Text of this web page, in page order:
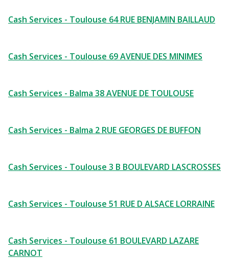
Cash Services - Toulouse 64 RUE BENJAMIN BAILLAUD
Cash Services - Toulouse 69 AVENUE DES MINIMES
Cash Services - Balma 38 AVENUE DE TOULOUSE
Cash Services - Balma 2 RUE GEORGES DE BUFFON
Cash Services - Toulouse 3 B BOULEVARD LASCROSSES
Cash Services - Toulouse 51 RUE D ALSACE LORRAINE
Cash Services - Toulouse 61 BOULEVARD LAZARE
CARNOT